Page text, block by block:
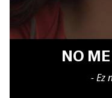
NO
- Ez